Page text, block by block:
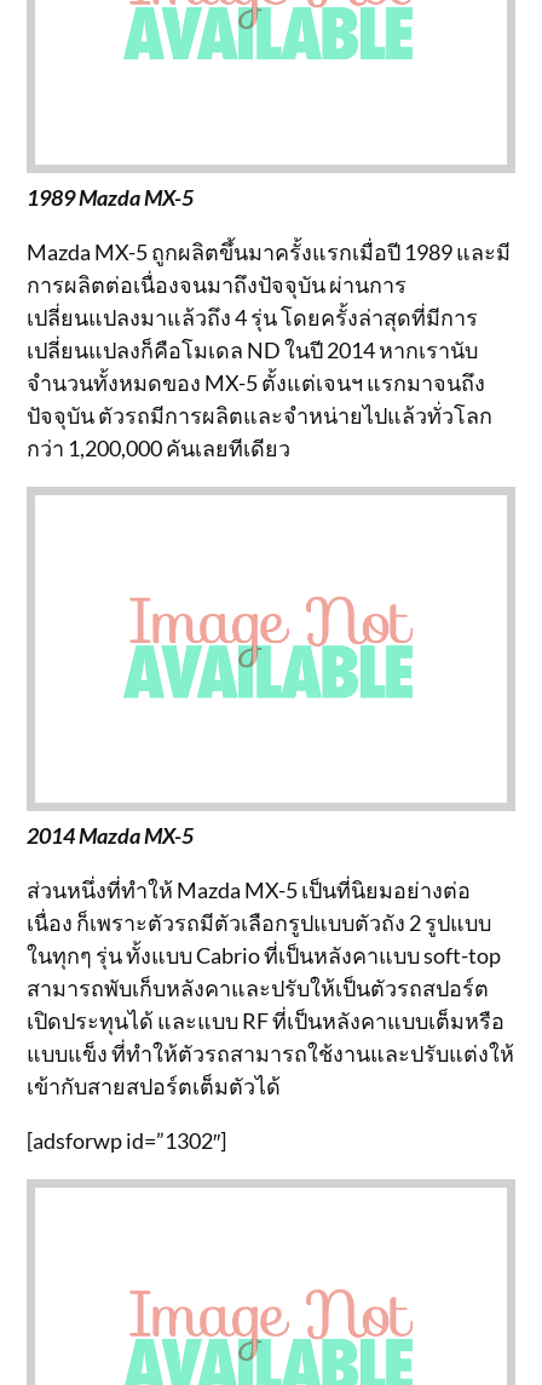
1989 Mazda MX-5
Mazda MX-5 ถูกผลิตขึ้นมาครั้งแรกเมื่อปี 1989 และมี
การผลิตต่อเนื่องจนมาถึงปัจจุบัน ผ่านการ
เปลี่ยนแปลงมาแล้วถึง 4 รุ่น โดยครั้งล่าสุดที่มีการ
เปลี่ยนแปลงก็คือโมเดล ND ในปี 2014 หากเรานับ
จำนวนทั้งหมดของ MX-5 ตั้งแต่เจนฯ แรกมาจนถึง
ปัจจุบัน ตัวรถมีการผลิตและจำหน่ายไปแล้วทั่วโลก
กว่า 1,200,000 คันเลยทีเดียว
2014 Mazda MX-5
ส่วนหนึ่งที่ทำให้ Mazda MX-5 เป็นที่นิยมอย่างต่อ
เนื่อง ก็เพราะตัวรถมีตัวเลือกรูปแบบตัวถัง 2 รูปแบบ
ในทุกๆ รุ่น ทั้งแบบ Cabrio ที่เป็นหลังคาแบบ soft-top
สามารถพับเก็บหลังคาและปรับให้เป็นตัวรถสปอร์ต
เปิดประทุนได้ และแบบ RF ที่เป็นหลังคาแบบเต็มหรือ
แบบแข็ง ที่ทำให้ตัวรถสามารถใช้งานและปรับแต่งให้
เข้ากับสายสปอร์ตเต็มตัวได้
[adsforwp id=”1302″]